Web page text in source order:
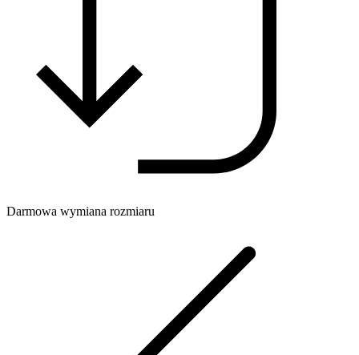
Darmowa wymiana rozmiaru